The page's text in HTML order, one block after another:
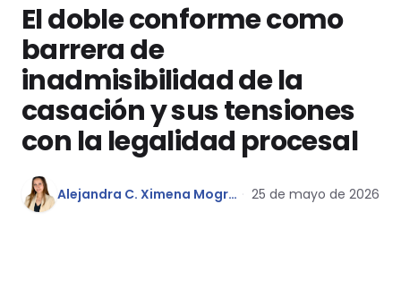
El doble conforme como
barrera de
inadmisibilidad de la
casación y sus tensiones
con la legalidad procesal
Alejandra C. Ximena Mogrovejo Fernández 25 de mayo de 2026